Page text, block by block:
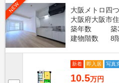
NEW
大阪メトロ四
大阪府大阪市
築年数
築
建物階数
8
新着 即入居 写真
10.5万円